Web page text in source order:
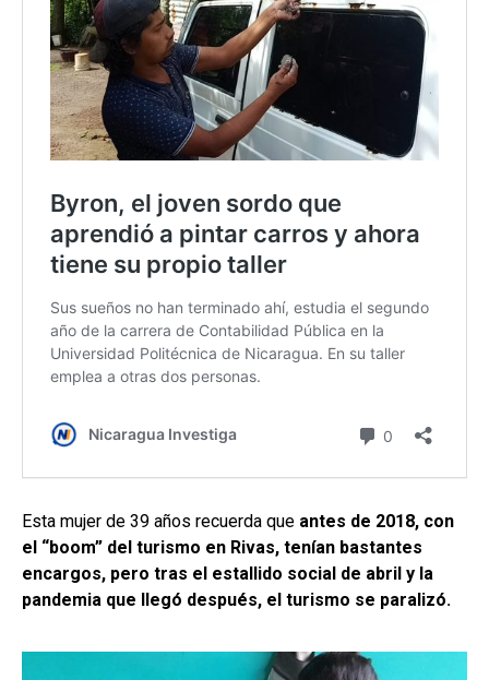
Esta mujer de 39 años recuerda que antes de 2018, con
el “boom” del turismo en Rivas, tenían bastantes
encargos, pero tras el estallido social de abril y la
pandemia que llegó después, el turismo se paralizó.